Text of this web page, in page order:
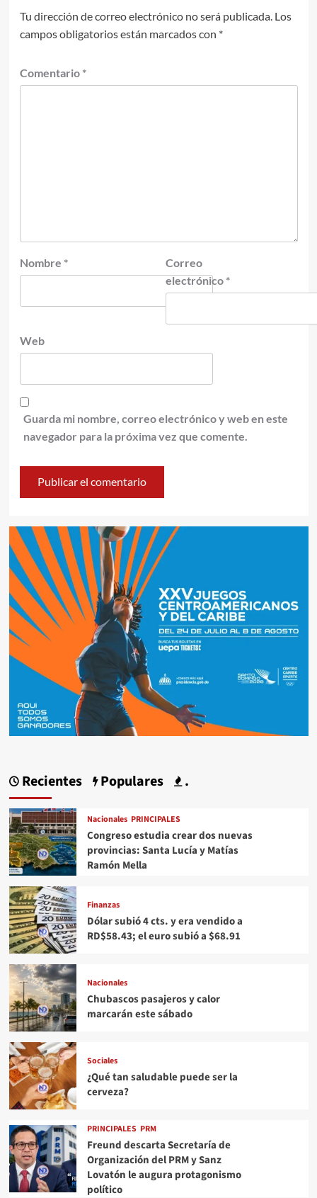
Tu dirección de correo electrónico no será publicada. Los
campos obligatorios están marcados con *
Comentario *
Nombre *
Correo
electrónico *
Web
Guarda mi nombre, correo electrónico y web en este
navegador para la próxima vez que comente.
Recientes Populares .
Nacionales PRINCIPALES
Congreso estudia crear dos nuevas
provincias: Santa Lucía y Matías
Ramón Mella
Finanzas
Dólar subió 4 cts. y era vendido a
RD$58.43; el euro subió a $68.91
Nacionales
Chubascos pasajeros y calor
marcarán este sábado
Sociales
¿Qué tan saludable puede ser la
cerveza?
PRINCIPALES PRM
Freund descarta Secretaría de
Organización del PRM y Sanz
Lovatón le augura protagonismo
político